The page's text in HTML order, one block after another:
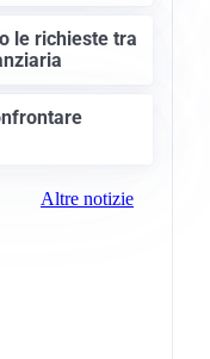
le richieste tra
Altre notizie